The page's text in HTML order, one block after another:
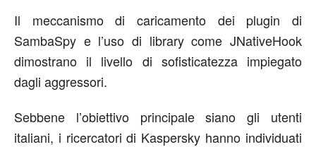
Il meccanismo di caricamento dei plugin di
SambaSpy e l’uso di library come JNativeHook
dimostrano il livello di sofisticatezza impiegato
dagli aggressori.
Sebbene l’obiettivo principale siano gli utenti
italiani, i ricercatori di Kaspersky hanno individuati